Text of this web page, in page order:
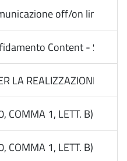
off/on line
Content - Social)
LA REALIZZAZIONE DI
COMMA 1, LETT. B) DEL
COMMA 1, LETT. B) DEL